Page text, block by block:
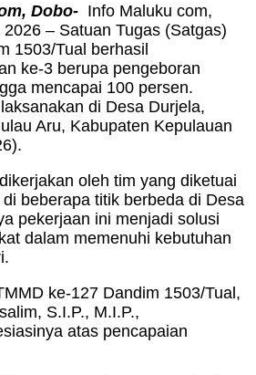
Dobo- Info Maluku com,
– Satuan Tugas (Satgas)
1503/Tual berhasil
ke-3 berupa pengeboran
mencapai 100 persen.
di Desa Durjela,
Aru, Kabupaten Kepulauan
oleh tim yang diketuai
beberapa titik berbeda di Desa
pekerjaan ini menjadi solusi
dalam memenuhi kebutuhan
ke-127 Dandim 1503/Tual,
S.I.P., M.I.P.,
atas pencapaian